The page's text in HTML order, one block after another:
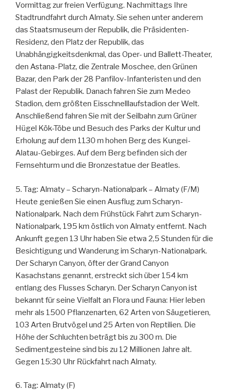
Vormittag zur freien Verfügung. Nachmittags Ihre
Stadtrundfahrt durch Almaty. Sie sehen unter anderem
das Staatsmuseum der Republik, die Präsidenten-
Residenz, den Platz der Republik, das
Unabhängigkeitsdenkmal, das Oper- und Ballett-Theater,
den Astana-Platz, die Zentrale Moschee, den Grünen
Bazar, den Park der 28 Panfilov-Infanteristen und den
Palast der Republik. Danach fahren Sie zum Medeo
Stadion, dem größten Eisschnelllaufstadion der Welt.
Anschließend fahren Sie mit der Seilbahn zum Grüner
Hügel Kök-Töbe und Besuch des Parks der Kultur und
Erholung auf dem 1130 m hohen Berg des Kungei-
Alatau-Gebirges. Auf dem Berg befinden sich der
Fernsehturm und die Bronzestatue der Beatles.
5. Tag: Almaty – Scharyn-Nationalpark – Almaty (F/M)
Heute genießen Sie einen Ausflug zum Scharyn-
Nationalpark. Nach dem Frühstück Fahrt zum Scharyn-
Nationalpark, 195 km östlich von Almaty entfernt. Nach
Ankunft gegen 13 Uhr haben Sie etwa 2,5 Stunden für die
Besichtigung und Wanderung im Scharyn-Nationalpark.
Der Scharyn Canyon, öfter der Grand Canyon
Kasachstans genannt, erstreckt sich über 154 km
entlang des Flusses Scharyn. Der Scharyn Canyon ist
bekannt für seine Vielfalt an Flora und Fauna: Hier leben
mehr als 1500 Pflanzenarten, 62 Arten von Säugetieren,
103 Arten Brutvögel und 25 Arten von Reptilien. Die
Höhe der Schluchten beträgt bis zu 300 m. Die
Sedimentgesteine sind bis zu 12 Millionen Jahre alt.
Gegen 15:30 Uhr Rückfahrt nach Almaty.
6. Tag: Almaty (F)